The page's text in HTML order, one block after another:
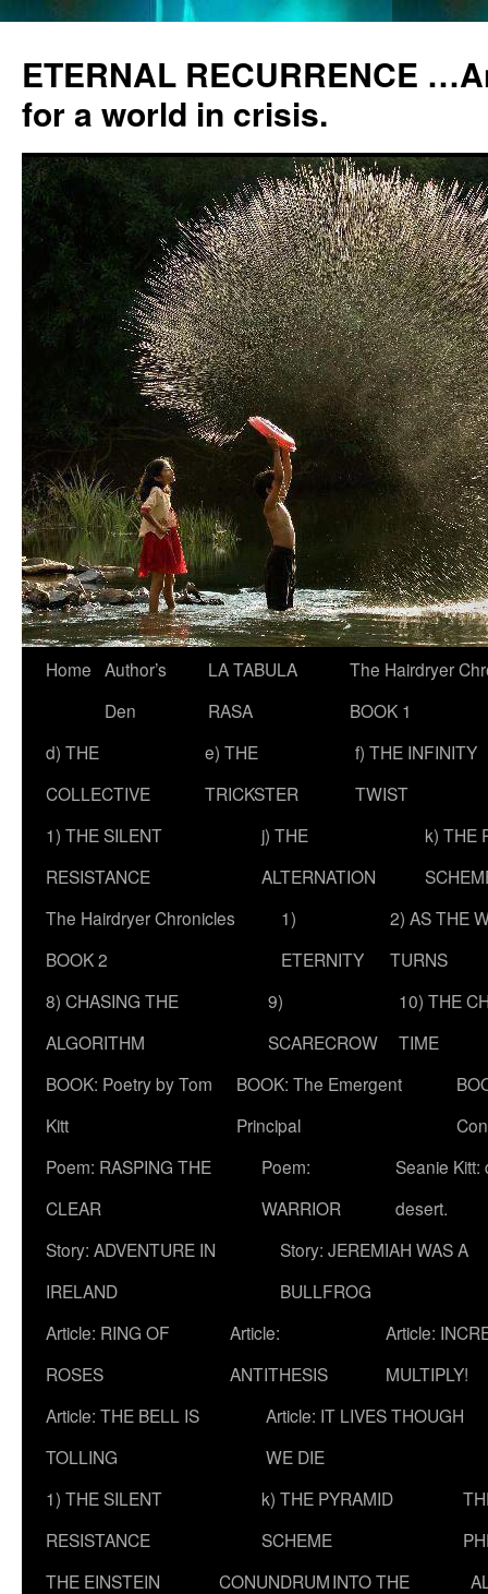
ETERNAL RECURRENCE
for a world in crisis.
Skip
content
Home Author’s
Den
LA TABULA
RASA
The Hairdryer
BOOK 1
d) THE
COLLECTIVE
e) THE
TRICKSTER
f) THE INFINITY
TWIST
1) THE SILENT
RESISTANCE
j) THE
ALTERNATION
k) THE
The Hairdryer Chronicles
BOOK 2
1)
ETERNITY
2) AS THE
TURNS
8) CHASING THE
ALGORITHM
9)
SCARECROW
10) THE
TIME
BOOK: Poetry by Tom
Kitt
BOOK: The Emergent
Principal
Poem: RASPING THE
CLEAR
Poem:
WARRIOR
Seanie Kitt:
desert.
Story: ADVENTURE IN
IRELAND
Story: JEREMIAH WAS A
BULLFROG
Article: RING OF
ROSES
Article:
ANTITHESIS
Article:
MULTIPLY!
Article: THE BELL IS
TOLLING
Article: IT LIVES THOUGH
WE DIE
1) THE SILENT
RESISTANCE
k) THE PYRAMID
SCHEME
THE EINSTEIN
CONUNDRUMINTO THE